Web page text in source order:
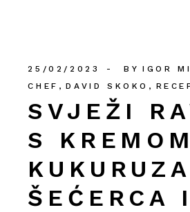
25/02/2023 BY IGOR
CHEF
DAVID SKOKO
SVJEŽI
S
KUKURUZA
ŠEĆERCA I